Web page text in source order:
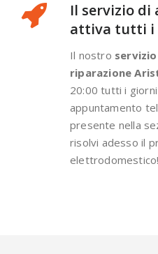
Il servizio di
attiva tutti i
Il nostro
riparazione
20:00 tutti i giorni
appuntamento
presente nella
risolvi adesso il
elettrodomestico!